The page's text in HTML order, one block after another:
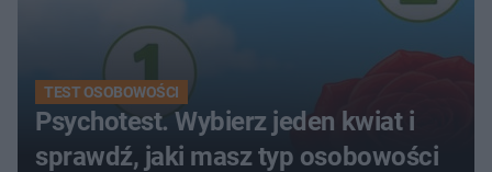
TEST OSOBOWOŚCI
Psychotest. Wybierz jeden kwiat i
sprawdź, jaki masz typ osobowości